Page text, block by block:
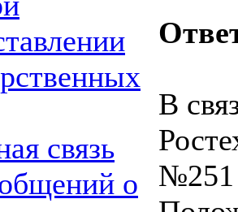
связь
о
В
№251